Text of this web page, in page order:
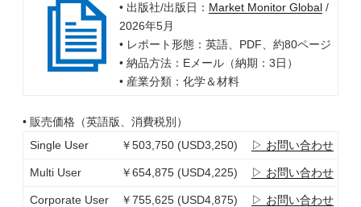
• 出版社/出版日： Market Monitor Global/
2026年5月
• レポート形態：英語、PDF、約80ページ
• 納品方法：Eメール（納期：3日）
• 産業分類：化学＆材料
• 販売価格（英語版、消費税別）
Single User
￥503,750 (USD3,250) ▷ お問い合わせ
Multi User ￥654,875 (USD4,225) ▷ お問い合わせ
Corporate User ￥755,625 (USD4,875) ▷ お問い合わせ